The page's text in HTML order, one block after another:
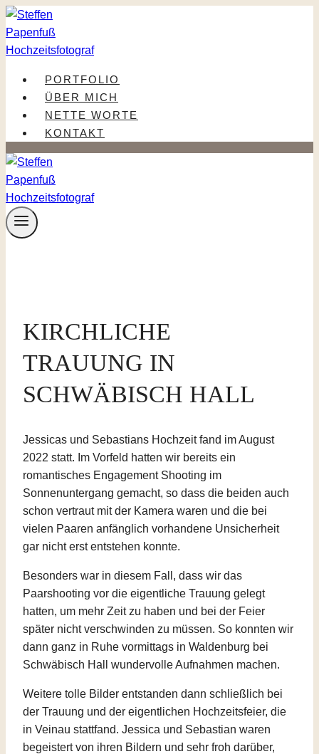
Zum
Inhalt
springen
PORTFOLIO
ÜBER MICH
NETTE WORTE
KONTAKT
KIRCHLICHE
TRAUUNG IN
SCHWÄBISCH HALL
Jessicas und Sebastians Hochzeit fand im August
2022 statt. Im Vorfeld hatten wir bereits ein
romantisches Engagement Shooting im
Sonnenuntergang gemacht, so dass die beiden auch
schon vertraut mit der Kamera waren und die bei
vielen Paaren anfänglich vorhandene Unsicherheit
gar nicht erst entstehen konnte.
Besonders war in diesem Fall, dass wir das
Paarshooting vor die eigentliche Trauung gelegt
hatten, um mehr Zeit zu haben und bei der Feier
später nicht verschwinden zu müssen. So konnten wir
dann ganz in Ruhe vormittags in Waldenburg bei
Schwäbisch Hall wundervolle Aufnahmen machen.
Weitere tolle Bilder entstanden dann schließlich bei
der Trauung und der eigentlichen Hochzeitsfeier, die
in Veinau stattfand. Jessica und Sebastian waren
begeistert von ihren Bildern und sehr froh darüber,